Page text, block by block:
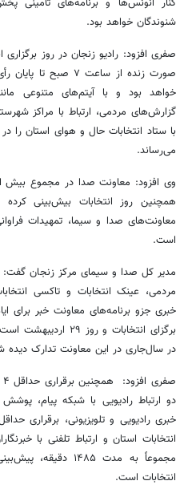
شنوندگان خواهد بود.
صفری افزود: رادیو زنجان در روز
صورت زنده از ساعت ۷
خواهد بود و با آیتم‌های متنوعی
گزارش‌های مردمی، ارتباط با مراکز
با ستاد انتخابات حال و هوای استان را
می‌رساند.
همچنین روز انتخابات بیش‌بینی
معاونت‌های صدا و سیما، تمهیدات
است.
مدیر کل صدا و سیمای مرکز زنجان گفت:
مردمی، عینک انتخابات و تاکسی
خبری جزو برنامه‌های معاونت خبر برای
برگزای انتخابات و
در سال‌جاری در این معاونت تدارک
انتخابات استان و ارتباط تلفنی با
مجموعاً به مدت
انتخابات است.